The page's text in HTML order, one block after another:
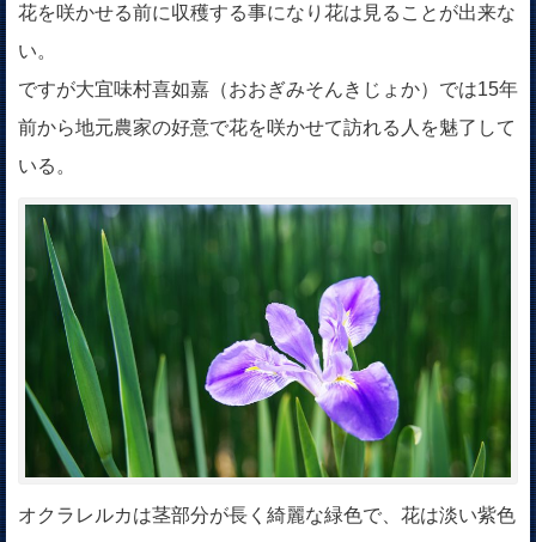
花を咲かせる前に収穫する事になり花は見ることが出来な
い。
ですが大宜味村喜如嘉（おおぎみそんきじょか）では15年
前から地元農家の好意で花を咲かせて訪れる人を魅了して
いる。
オクラレルカは茎部分が長く綺麗な緑色で、花は淡い紫色